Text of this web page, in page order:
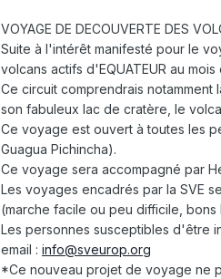
VOYAGE DE DECOUVERTE DES
Suite à l'intérêt manifesté pour le
volcans actifs d'EQUATEUR au
Ce circuit comprendrais
son fabuleux lac de cratère, le
Ce voyage est ouvert à toutes les
Guagua Pichincha).
Ce voyage sera accompagné par
Les voyages encadrés par la SVE
(marche facile ou peu difficile, bons
Les personnes susceptibles d'être
email : info@sveurop.org
*Ce nouveau projet de voyage ne